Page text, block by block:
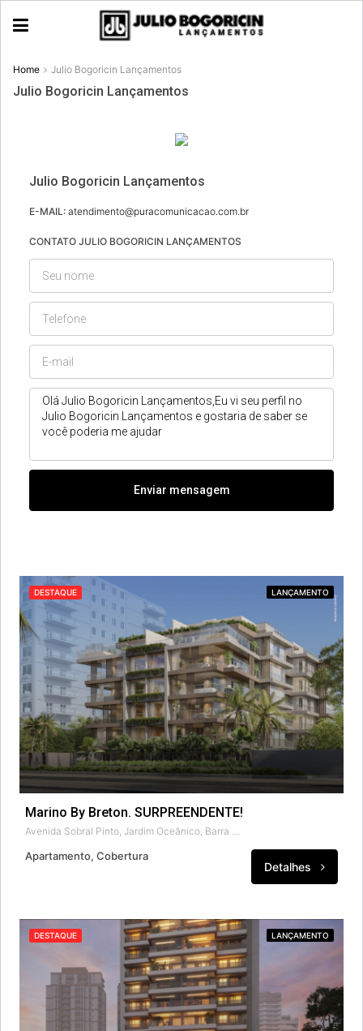
Home Julio Bogoricin Lançamentos
Julio Bogoricin Lançamentos
Julio Bogoricin Lançamentos
E-MAIL: atendimento@puracomunicacao.com.br
CONTATO JULIO BOGORICIN LANÇAMENTOS
Enviar mensagem
DESTAQUE LANÇAMENTO
Marino By Breton. SURPREENDENTE!
Avenida Sobral Pinto, Jardim Oceânico, Barra da Tijuca, Rio de Janeiro, Região Sudeste, 22620-311, Brasil
Apartamento, Cobertura
Detalhes
DESTAQUE LANÇAMENTO